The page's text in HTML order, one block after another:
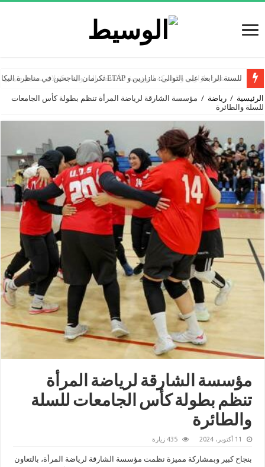
للسنة الرابعة على التوالي: مازارين و ETAP تكرمان الناجحين في مناظرة البكالوريا
المنستير: مازارين والشركة التونسية للأنشطة البترولية تتكفلان بمخيم صيفي لفائدة
الرئيسية / رياضة / مؤسسة الشارقة لرياضة المرأة تنظم بطولة كأس الجامعات
للسلة والطائرة
مؤسسة الشارقة لرياضة المرأة
تنظم بطولة كأس الجامعات للسلة
والطائرة
11 أكتوبر، 2024 435 زيارة
بنجاح كبير وبمشاركة مميزة نظمت مؤسسة الشارقة لرياضة المرأة، بالتعاون